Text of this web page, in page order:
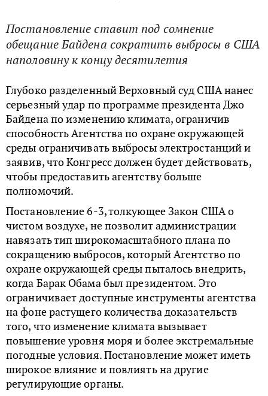
Постановление ставит под сомнение
обещание Байдена сократить выбросы в США
наполовину к концу десятилетия
Глубоко разделенный Верховный суд США нанес
серьезный удар по программе президента Джо
Байдена по изменению климата, ограничив
способность Агентства по охране окружающей
среды ограничивать выбросы электростанций и
заявив, что Конгресс должен будет действовать,
чтобы предоставить агентству больше
полномочий.
Постановление 6-3, толкующее Закон США о
чистом воздухе, не позволит администрации
навязать тип широкомасштабного плана по
сокращению выбросов, который Агентство по
охране окружающей среды пыталось внедрить,
когда Барак Обама был президентом. Это
ограничивает доступные инструменты агентства
на фоне растущего количества доказательств
того, что изменение климата вызывает
повышение уровня моря и более экстремальные
погодные условия. Постановление может иметь
широкое влияние и повлиять на другие
регулирующие органы.